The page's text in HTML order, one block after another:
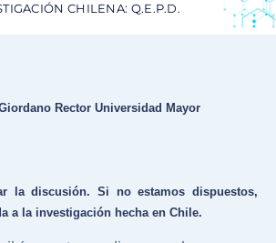
CHILENA: Q.E.P.D.
Rector Universidad Mayor
la discusión. Si no estamos dispuestos,
a la investigación hecha en Chile.